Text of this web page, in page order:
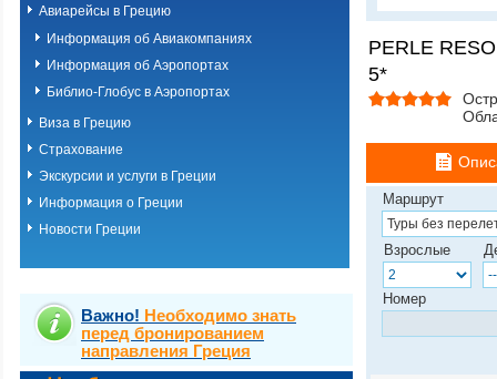
Авиарейсы в Грецию
Информация об Авиакомпаниях
Информация об Аэропортах
Библио-Глобус в Аэропортах
Виза в Грецию
Страхование
Экскурсии и услуги в Греции
Информация о Греции
Новости Греции
Важно! Необходимо знать
перед бронированием
направления Греция
PERLE
5*
Маршрут
Взрослые
Номер